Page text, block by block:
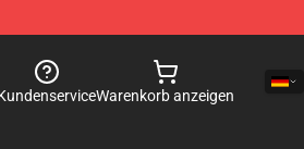
Warenkorb anzeigen